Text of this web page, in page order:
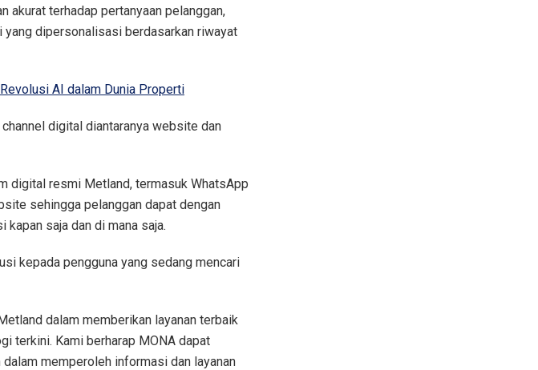
akurat terhadap pertanyaan pelanggan,
yang dipersonalisasi berdasarkan riwayat
AI dalam Dunia Properti
digital diantaranya website dan
digital resmi Metland, termasuk WhatsApp
sehingga pelanggan dapat dengan
saja dan di mana saja.
kepada pengguna yang sedang mencari
dalam memberikan layanan terbaik
terkini. Kami berharap MONA dapat
memperoleh informasi dan layanan